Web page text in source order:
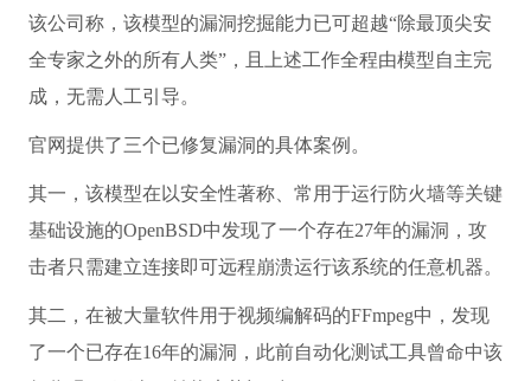
该公司称，该模型的漏洞挖掘能力已可超越“除最顶尖安
全专家之外的所有人类”，且上述工作全程由模型自主完
成，无需人工引导。
官网提供了三个已修复漏洞的具体案例。
其一，该模型在以安全性著称、常用于运行防火墙等关键
基础设施的OpenBSD中发现了一个存在27年的漏洞，攻
击者只需建立连接即可远程崩溃运行该系统的任意机器。
其二，在被大量软件用于视频编解码的FFmpeg中，发现
了一个已存在16年的漏洞，此前自动化测试工具曾命中该